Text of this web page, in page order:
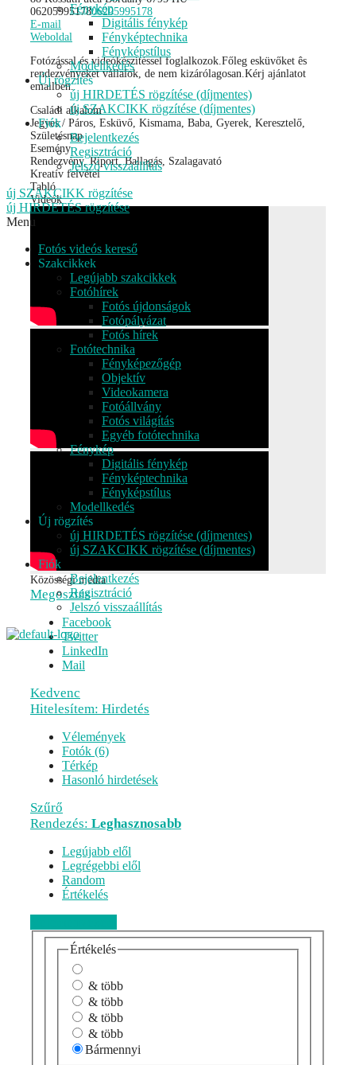
Fénykép
Digitális fénykép
Fényképtechnika
Fényképstílus
Modellkedés
Új rögzítés
új HIRDETÉS rögzítése (díjmentes)
új SZAKCIKK rögzítése (díjmentes)
Fiók
Bejelentkezés
Regisztráció
Jelszó visszaállítás
új SZAKCIKK rögzítése
új HIRDETÉS rögzítése
Menu
Fotós videós kereső
Szakcikkek
Legújabb szakcikkek
Fotóhírek
Fotós újdonságok
Fotópályázat
Fotós hírek
Fotótechnika
Fényképezőgép
Objektív
Videokamera
Fotóállvány
Fotós világítás
Egyéb fotótechnika
Fénykép
Digitális fénykép
Fényképtechnika
Fényképstílus
Modellkedés
Új rögzítés
új HIRDETÉS rögzítése (díjmentes)
új SZAKCIKK rögzítése (díjmentes)
Fiók
Bejelentkezés
Regisztráció
Jelszó visszaállítás
0620599517806205995178
E-mail
Weboldal
Fotózással és videókészítéssel foglalkozok.Főleg esküvőket ês
rendezvényeket vállalok, de nem kizárólagosan.Kérj ajánlatot
emailben.
Családi alkalom
Jegyes / Páros, Esküvő, Kismama, Baba, Gyerek, Keresztelő,
Születésnap
Esemény
Rendezvény, Riport, Ballagás, Szalagavató
Kreatív felvétel
Tabló
Videók
Közösségi média
Megosztás
Facebook
Twitter
LinkedIn
Mail
Kedvenc
Hitelesítem: Hirdetés
Vélemények
Fotók (6)
Térkép
Hasonló hirdetések
Szűrő
Rendezés: Leghasznosabb
Legújabb elől
Legrégebbi elől
Random
Értékelés
Értékelés
& több
& több
& több
& több
Bármennyi